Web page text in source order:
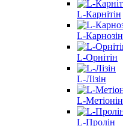
L-Карнітін
L-Карнозін
L-Орнітін
L-Лізін
L-Метіонін
L-Пролін